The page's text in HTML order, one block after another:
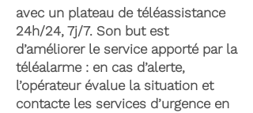
avec un plateau de téléassistance
24h/24, 7j/7. Son but est
d’améliorer le service apporté par la
téléalarme : en cas d’alerte,
l’opérateur évalue la situation et
contacte les services d’urgence en